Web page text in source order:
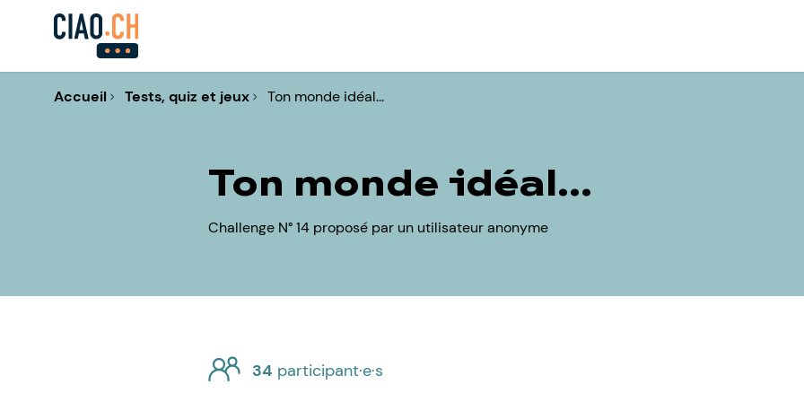
Accueil Tests, quiz et jeux Ton monde idéal...
Ton monde idéal...
Challenge N° 14 proposé par un utilisateur anonyme
34 participant·e·s